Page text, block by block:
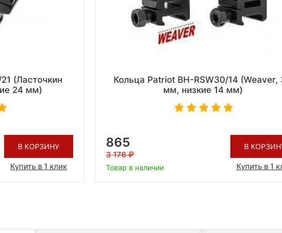
(Ласточкин
24 мм)
В КОРЗИНУ
Купить в 1 клик
Кольца Patriot BH-RSW30/14 (Weaver,
мм, низкие 14 мм)
865
3 176
Товар в наличии
В
Купить в 1